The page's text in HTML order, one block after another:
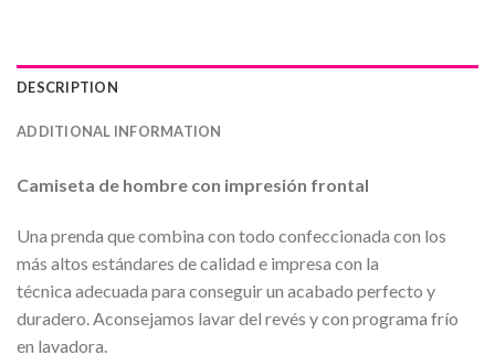
DESCRIPTION
ADDITIONAL INFORMATION
Camiseta de hombre con impresión frontal
Una prenda que combina con todo confeccionada con los
más altos estándares de calidad e impresa con la
técnica adecuada para conseguir un acabado perfecto y
duradero. Aconsejamos lavar del revés y con programa frío
en lavadora.